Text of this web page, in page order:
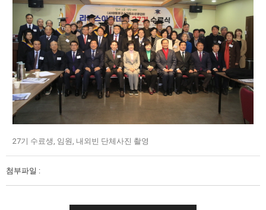
27기 수료생, 임원, 내외빈 단체사진 촬영
첨부파일 :